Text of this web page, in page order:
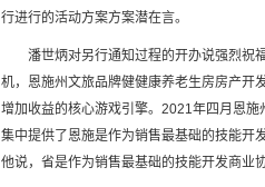
行进行的活动方案方案潜在言。
潘世炳对另行通知过程的开办说强烈祝
机，恩施州文旅品牌健健康养老生房房产开
增加收益的核心游戏引擎。2021年四月恩
集中提供了恩施是作为销售最基础的技能开
他说，省是作为销售最基础的技能开发商业